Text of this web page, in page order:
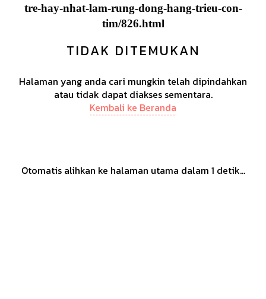
tre-hay-nhat-lam-rung-dong-hang-trieu-con-
tim/826.html
TIDAK DITEMUKAN
Halaman yang anda cari mungkin telah dipindahkan
atau tidak dapat diakses sementara.
Kembali ke Beranda
Otomatis alihkan ke halaman utama dalam 1 detik...